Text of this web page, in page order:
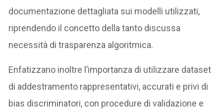
documentazione dettagliata sui modelli utilizzati,
riprendendo il concetto della tanto discussa
necessità di trasparenza algoritmica.
Enfatizzano inoltre l’importanza di utilizzare dataset
di addestramento rappresentativi, accurati e privi di
bias discriminatori, con procedure di validazione e